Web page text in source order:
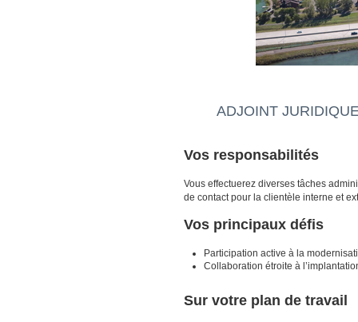
ADJOINT
Vos responsabilités
Vous effectuerez diverses tâches
de contact pour la clientèle interne et
Vos principaux défis
Participation active à la
Collaboration étroite à
Sur votre plan de travail